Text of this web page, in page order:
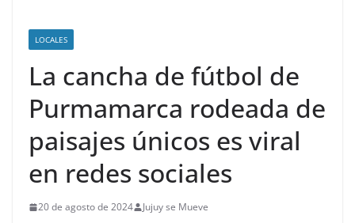
LOCALES
La cancha de fútbol de
Purmamarca rodeada de
paisajes únicos es viral
en redes sociales
20 de agosto de 2024 Jujuy se Mueve